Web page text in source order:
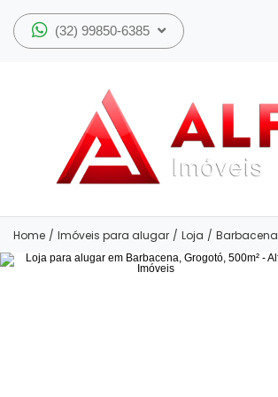
(32) 99850-6385
Home / Imóveis para alugar / Loja / Barbacena